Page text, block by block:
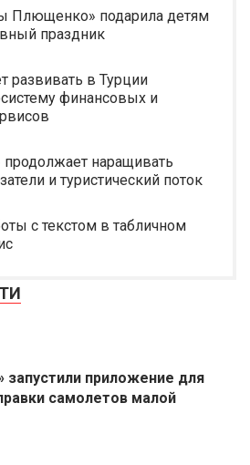
Плющенко» подарила детям
праздник
развивать в Турции
финансовых и
продолжает наращивать
и туристический поток
с текстом в табличном
запустили приложение для
самолетов малой